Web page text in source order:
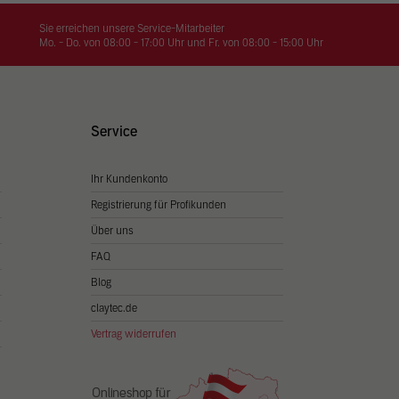
Sie erreichen unsere Service-Mitarbeiter
Mo. - Do. von 08:00 - 17:00 Uhr und Fr. von 08:00 - 15:00 Uhr
Service
Ihr Kundenkonto
Registrierung für Profikunden
Über uns
FAQ
Blog
claytec.de
Vertrag widerrufen
Sie